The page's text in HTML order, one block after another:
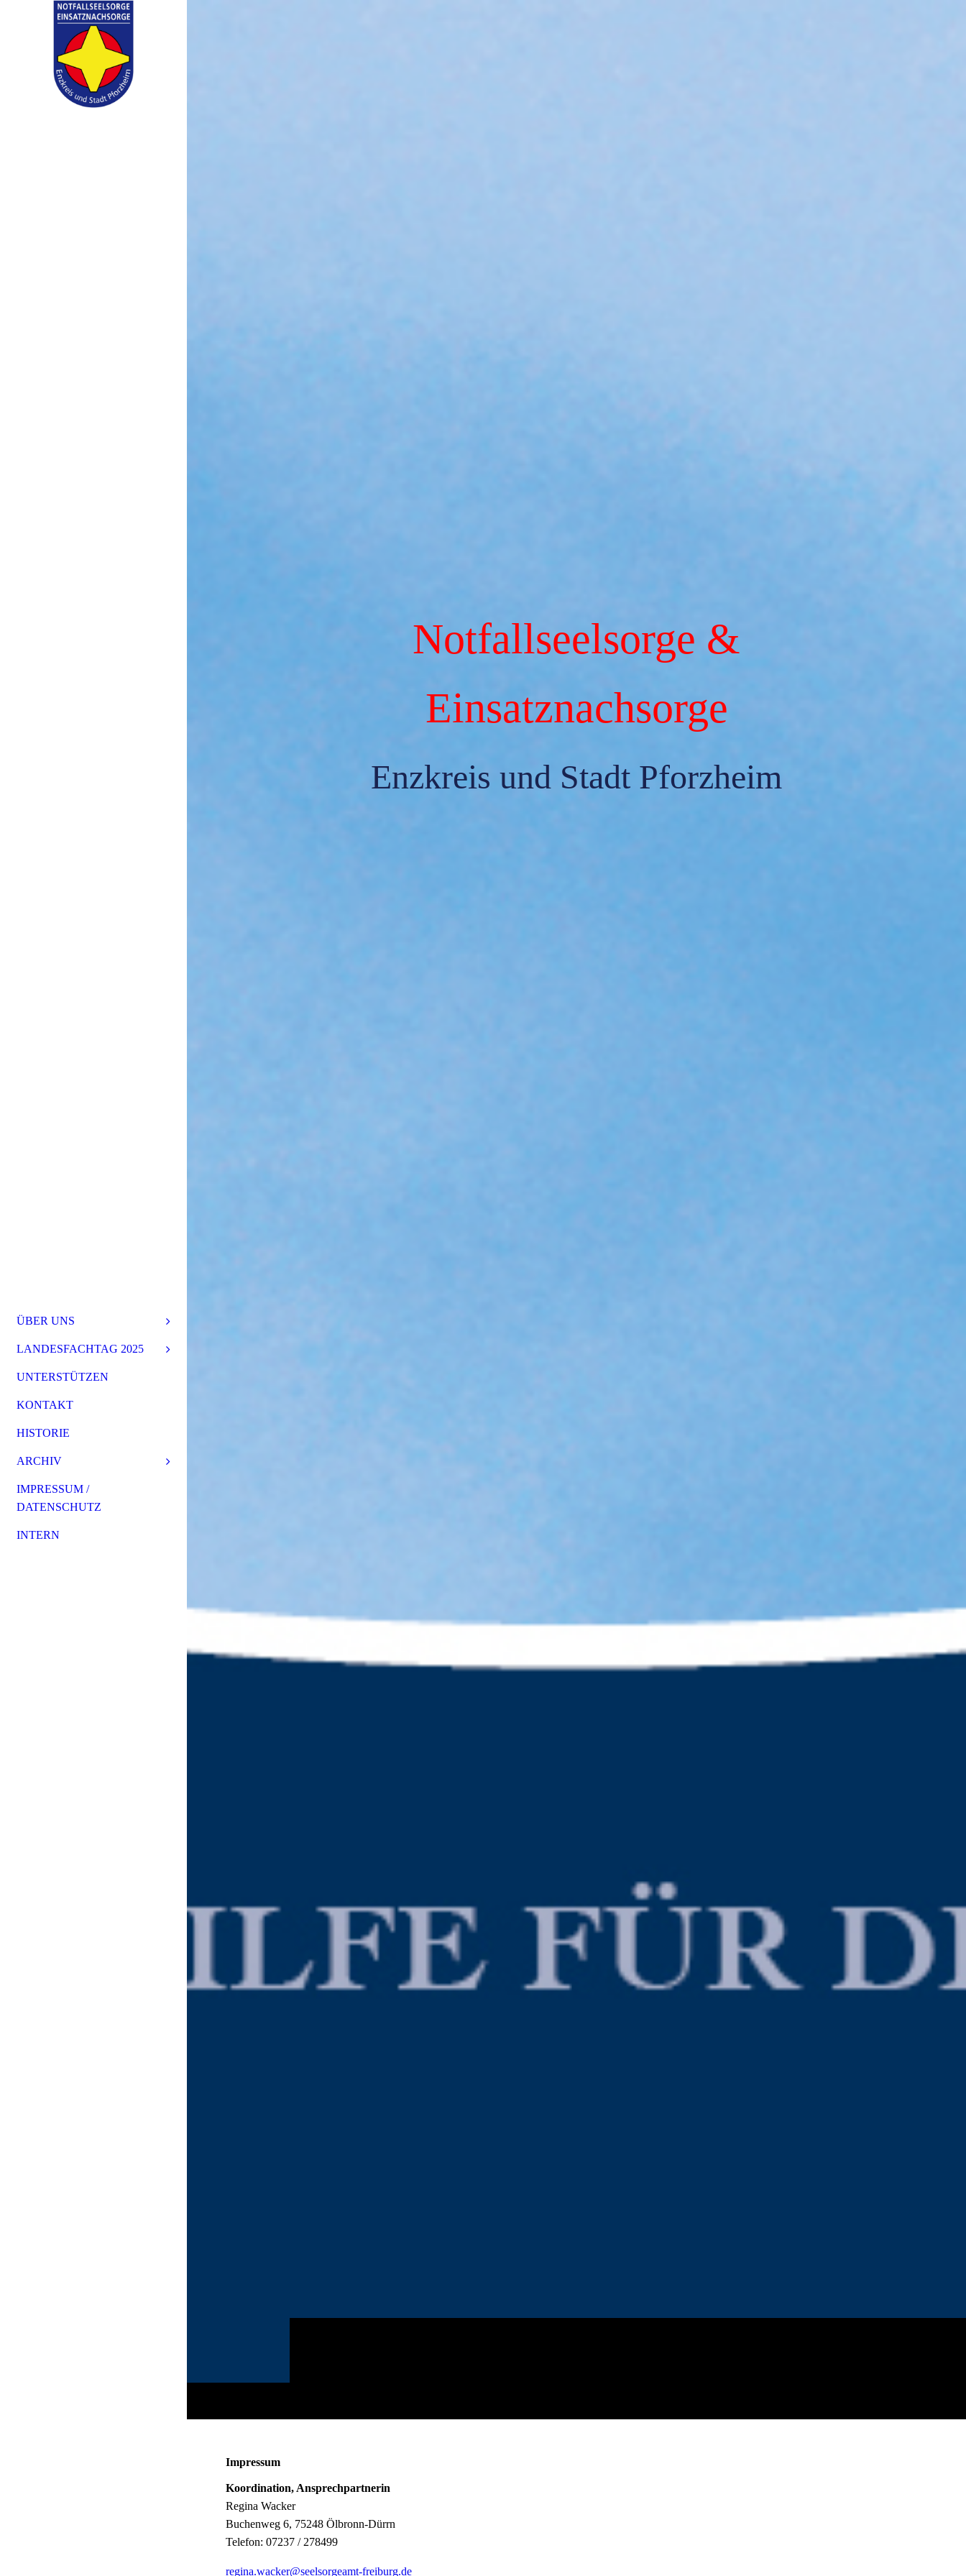
Notfallseelsorge &
Einsatznachsorge
Enzkreis und Stadt Pforzheim
Impressum
Koordination, Ansprechpartnerin
Regina Wacker
Buchenweg 6, 75248 Ölbronn-Dürrn
Telefon: 07237 / 278499
regina.wacker@seelsorgeamt-freiburg.de
ÜBER UNS
LANDESFACHTAG 2025
UNTERSTÜTZEN
KONTAKT
HISTORIE
ARCHIV
IMPRESSUM /
DATENSCHUTZ
INTERN